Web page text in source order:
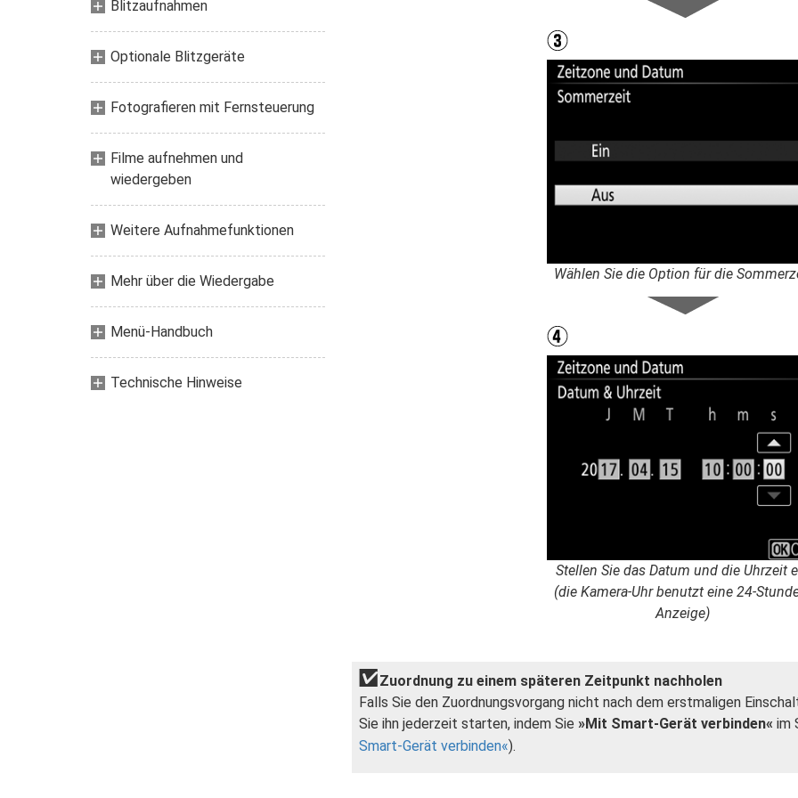
Blitzaufnahmen
Optionale Blitzgeräte
Fotografieren mit Fernsteuerung
Filme aufnehmen und
wiedergeben
Weitere Aufnahmefunktionen
Mehr über die Wiedergabe
Menü-Handbuch
Technische Hinweise
Wählen Sie die Option für die
Stellen Sie das Datum und die Uhrzeit
(die Kamera-Uhr benutzt eine 24-
Anzeige)
Zuordnung zu einem späteren Zeitpunkt nachholen
Falls Sie den Zuordnungsvorgang nicht nach dem erstmaligen
Sie ihn jederzeit starten, indem Sie »Mit Smart-Gerät verbinden« im
Smart-Gerät verbinden ).